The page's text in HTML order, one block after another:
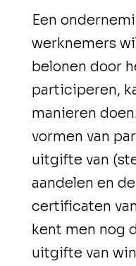
Een
werknemers
belonen door
participeren,
manieren
vormen van
uitgifte van
aandelen en
certificaten
kent men nog
uitgifte van